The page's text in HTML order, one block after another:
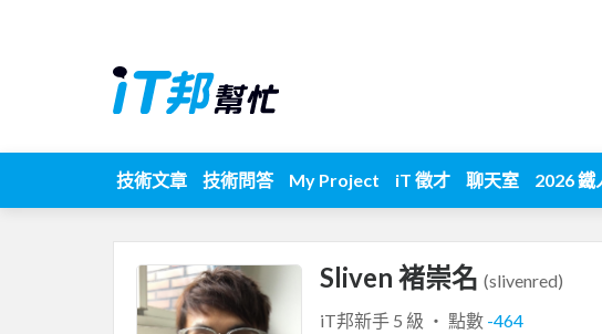
技術文章 技術問答 My Project iT 徵才 聊天室 2026 鐵
Sliven 褚崇名 (slivenred)
iT邦新手 5 級 ‧ 點數 -464